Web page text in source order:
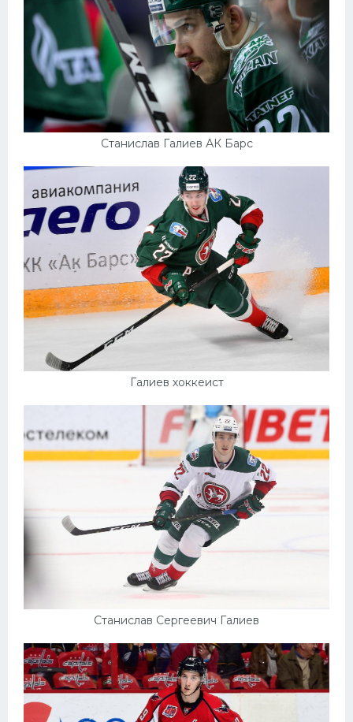
Станислав Галиев АК Барс
Галиев хоккеист
Станислав Сергеевич Галиев